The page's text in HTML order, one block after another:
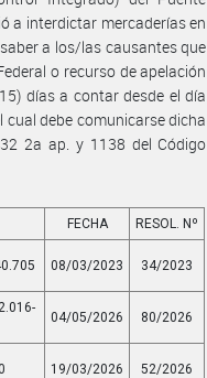
a interdictar mercaderías en
a los/las causantes que
o recurso de apelación
días a contar desde el día
cual debe comunicarse dicha
2a ap. y 1138 del Código
FECHA RESOL. Nº
08/03/2023 34/2023
04/05/2026 80/2026
19/03/2026 52/2026